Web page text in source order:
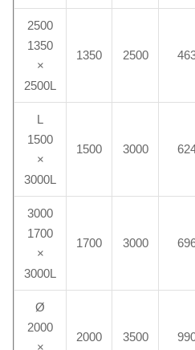
2500
1350
×
2500L
1350 2500
L
1500
×
3000L
1500 3000
3000
1700
×
3000L
1700 3000
Ø
2000
2000 3500